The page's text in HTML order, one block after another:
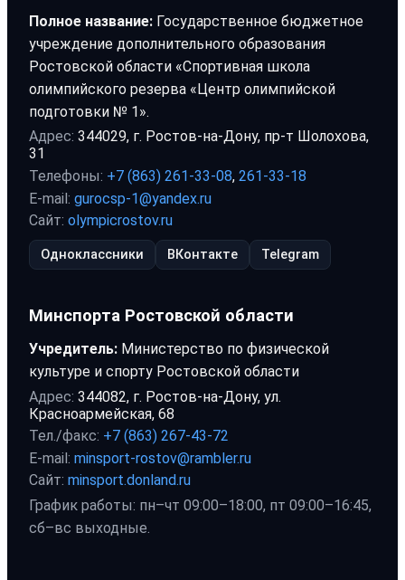
Полное название: Государственное бюджетное
учреждение дополнительного образования
Ростовской области «Спортивная школа
олимпийского резерва «Центр олимпийской
подготовки № 1».
Адрес: 344029, г. Ростов-на-Дону, пр-т Шолохова,
31
Телефоны: +7 (863) 261-33-08, 261-33-18
E-mail: gurocsp-1@yandex.ru
Сайт: olympicrostov.ru
Одноклассники ВКонтакте Telegram
Минспорта Ростовской области
Учредитель: Министерство по физической
культуре и спорту Ростовской области
Адрес: 344082, г. Ростов-на-Дону, ул.
Красноармейская, 68
Тел./факс: +7 (863) 267-43-72
E-mail: minsport-rostov@rambler.ru
Сайт: minsport.donland.ru
График работы: пн–чт 09:00–18:00, пт 09:00–16:45,
сб–вс выходные.